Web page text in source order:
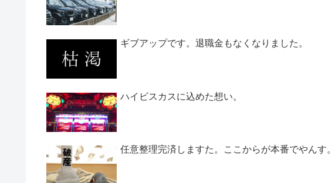
ギブアップです。退職金もなくなりました。
ハイビスカスに込めた想い。
任意整理完済しますた。ここからが本番でやんす。